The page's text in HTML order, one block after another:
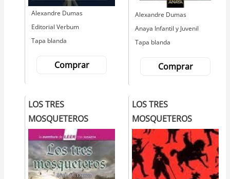
Autor
Alexandre Dumas
Editorial
Editorial Verbum
Tapa blanda
Comprar
Autor
Alexandre Dumas
Editorial
Anaya Infantil y Juvenil
Tapa blanda
Comprar
LOS TRES
MOSQUETEROS
LOS TRES
MOSQUETEROS